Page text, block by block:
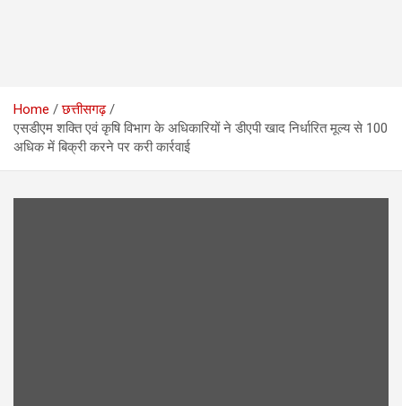
Home
छत्तीसगढ़
एसडीएम शक्ति एवं कृषि विभाग के अधिकारियों ने डीएपी खाद निर्धारित मूल्य से 100
अधिक में बिक्री करने पर करी कार्रवाई